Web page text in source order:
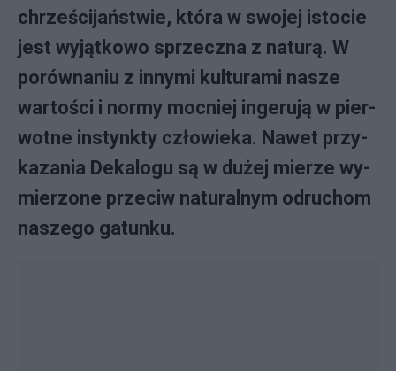
chrze­ści­jań­stwie, któ­ra w swo­jej isto­cie
je­st wy­jąt­ko­wo sprzecz­na z na­tu­rą. W
po­rów­na­niu z in­ny­mi kul­tu­ra­mi na­sze
war­to­ści i nor­my moc­niej in­ge­ru­ją w pier­
wot­ne in­stynk­ty czło­wie­ka. Na­wet przy­
ka­za­nia De­ka­lo­gu są w du­żej mie­rze wy­
mie­rzo­ne prze­ciw na­tu­ral­nym od­ru­chom
na­sze­go ga­tun­ku.